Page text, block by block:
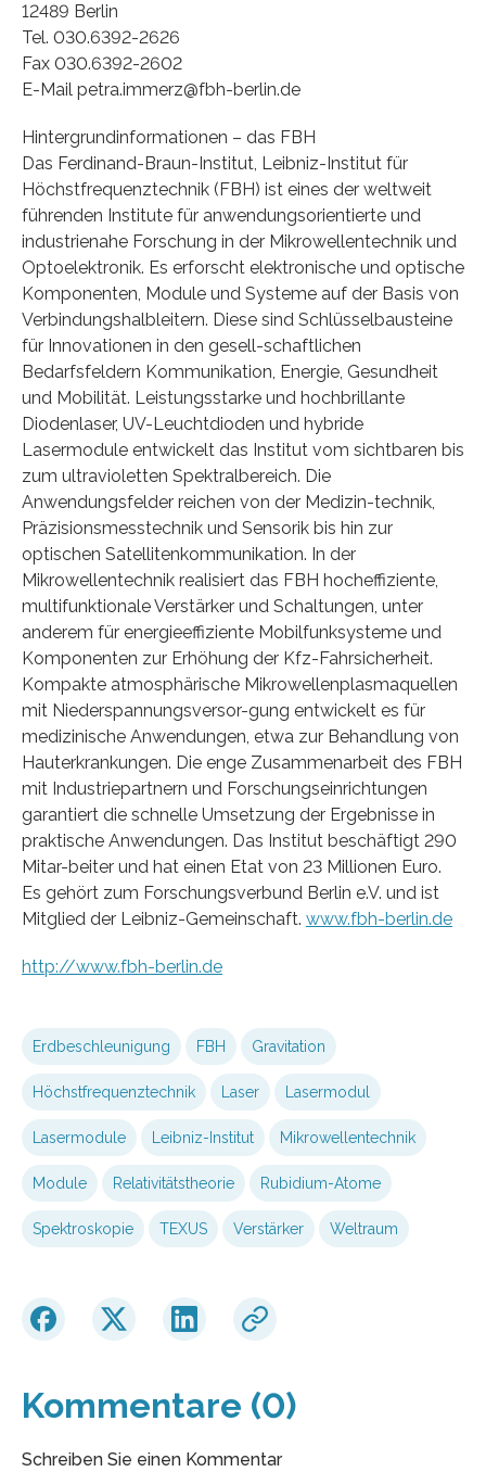
12489 Berlin
Tel. 030.6392-2626
Fax 030.6392-2602
E-Mail petra.immerz@fbh-berlin.de
Hintergrundinformationen – das FBH
Das Ferdinand-Braun-Institut, Leibniz-Institut für
Höchstfrequenztechnik (FBH) ist eines der weltweit
führenden Institute für anwendungsorientierte und
industrienahe Forschung in der Mikrowellentechnik und
Optoelektronik. Es erforscht elektronische und optische
Komponenten, Module und Systeme auf der Basis von
Verbindungshalbleitern. Diese sind Schlüsselbausteine
für Innovationen in den gesell-schaftlichen
Bedarfsfeldern Kommunikation, Energie, Gesundheit
und Mobilität. Leistungsstarke und hochbrillante
Diodenlaser, UV-Leuchtdioden und hybride
Lasermodule entwickelt das Institut vom sichtbaren bis
zum ultravioletten Spektralbereich. Die
Anwendungsfelder reichen von der Medizin-technik,
Präzisionsmesstechnik und Sensorik bis hin zur
optischen Satellitenkommunikation. In der
Mikrowellentechnik realisiert das FBH hocheffiziente,
multifunktionale Verstärker und Schaltungen, unter
anderem für energieeffiziente Mobilfunksysteme und
Komponenten zur Erhöhung der Kfz-Fahrsicherheit.
Kompakte atmosphärische Mikrowellenplasmaquellen
mit Niederspannungsversor-gung entwickelt es für
medizinische Anwendungen, etwa zur Behandlung von
Hauterkrankungen. Die enge Zusammenarbeit des FBH
mit Industriepartnern und Forschungseinrichtungen
garantiert die schnelle Umsetzung der Ergebnisse in
praktische Anwendungen. Das Institut beschäftigt 290
Mitar-beiter und hat einen Etat von 23 Millionen Euro.
Es gehört zum Forschungsverbund Berlin e.V. und ist
Mitglied der Leibniz-Gemeinschaft. www.fbh-berlin.de
http://www.fbh-berlin.de
Erdbeschleunigung FBH Gravitation
Höchstfrequenztechnik Laser Lasermodul
Lasermodule Leibniz-Institut Mikrowellentechnik
Module Relativitätstheorie Rubidium-Atome
Spektroskopie TEXUS Verstärker Weltraum
Kommentare (0)
Schreiben Sie einen Kommentar